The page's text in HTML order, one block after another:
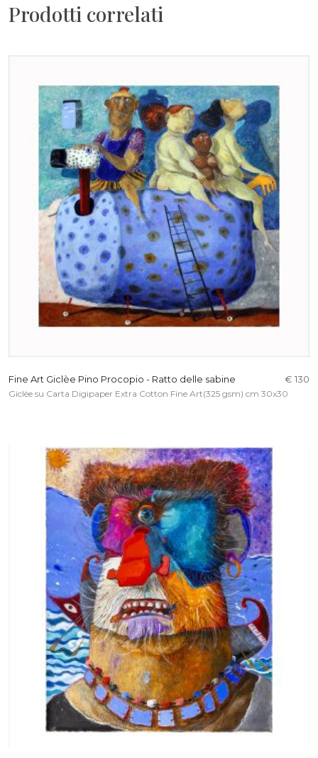
Prodotti correlati
Fine Art Giclèe Pino Procopio - Ratto delle sabine € 130
Giclèe su Carta Digipaper Extra Cotton Fine Art(325 gsm) cm 30x30